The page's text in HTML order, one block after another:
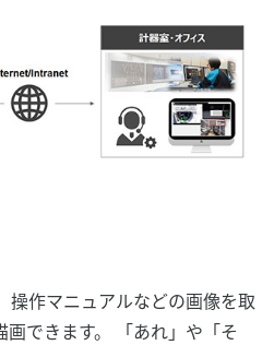
操作マニュアルなどの画像を取
画できます。 「あれ」や「そ